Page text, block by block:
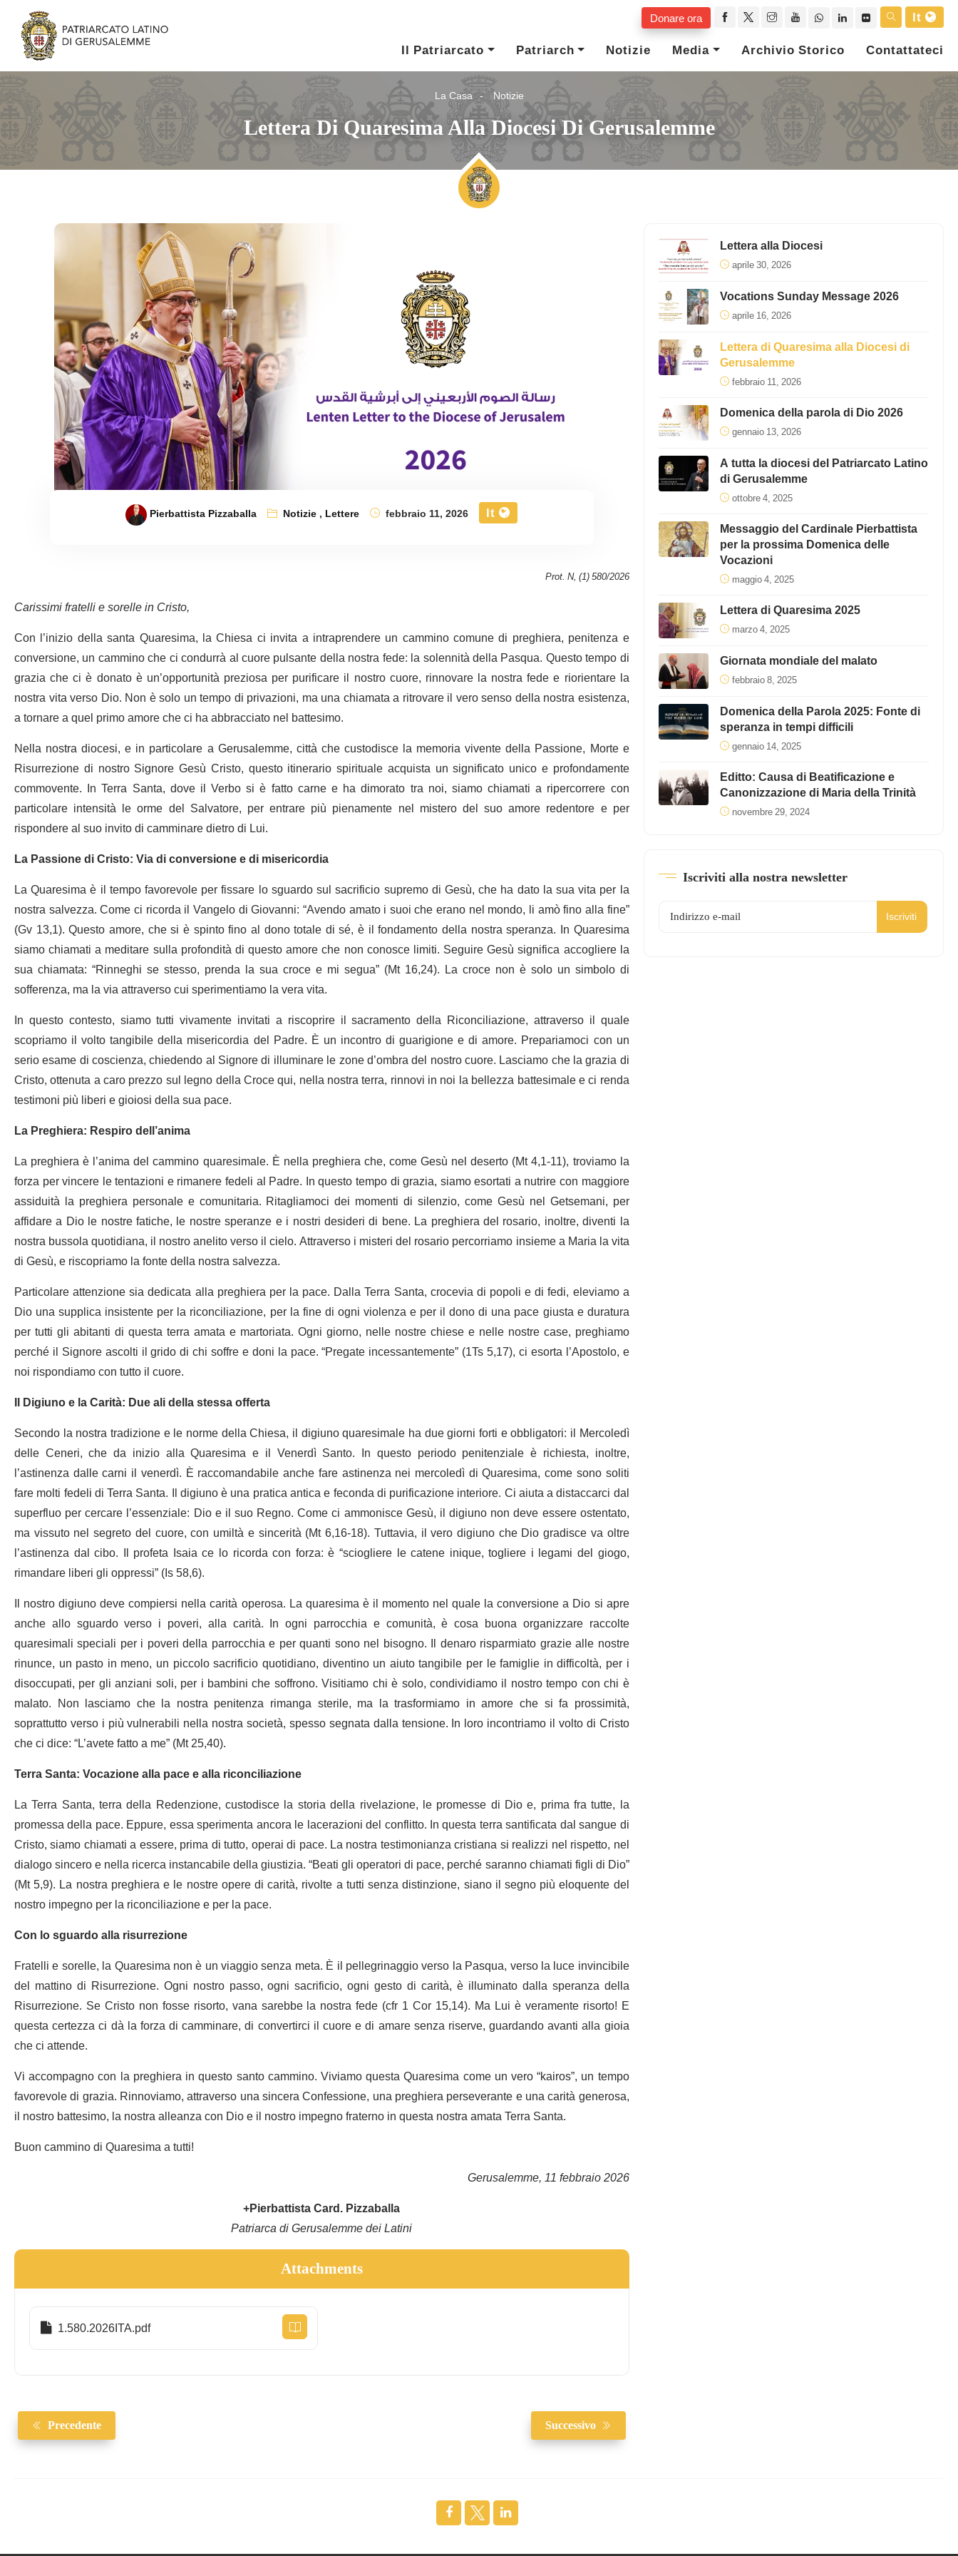
Donare ora
It
Il Patriarcato
Patriarch Notizie Media Archivio Storico Contattateci
La Casa Notizie
Lettera Di Quaresima Alla Diocesi Di Gerusalemme
Pierbattista Pizzaballa Notizie, Lettere febbraio 11, 2026 It
Prot. N, (1) 580/2026
Carissimi fratelli e sorelle in Cristo,
Con l’inizio della santa Quaresima, la Chiesa ci invita a intraprendere un cammino comune di preghiera, penitenza e
conversione, un cammino che ci condurrà al cuore pulsante della nostra fede: la solennità della Pasqua. Questo tempo di
grazia che ci è donato è un’opportunità preziosa per purificare il nostro cuore, rinnovare la nostra fede e riorientare la
nostra vita verso Dio. Non è solo un tempo di privazioni, ma una chiamata a ritrovare il vero senso della nostra esistenza,
a tornare a quel primo amore che ci ha abbracciato nel battesimo.
Nella nostra diocesi, e in particolare a Gerusalemme, città che custodisce la memoria vivente della Passione, Morte e
Risurrezione di nostro Signore Gesù Cristo, questo itinerario spirituale acquista un significato unico e profondamente
commovente. In Terra Santa, dove il Verbo si è fatto carne e ha dimorato tra noi, siamo chiamati a ripercorrere con
particolare intensità le orme del Salvatore, per entrare più pienamente nel mistero del suo amore redentore e per
rispondere al suo invito di camminare dietro di Lui.
La Passione di Cristo: Via di conversione e di misericordia
La Quaresima è il tempo favorevole per fissare lo sguardo sul sacrificio supremo di Gesù, che ha dato la sua vita per la
nostra salvezza. Come ci ricorda il Vangelo di Giovanni: “Avendo amato i suoi che erano nel mondo, li amò fino alla fine”
(Gv 13,1). Questo amore, che si è spinto fino al dono totale di sé, è il fondamento della nostra speranza. In Quaresima
siamo chiamati a meditare sulla profondità di questo amore che non conosce limiti. Seguire Gesù significa accogliere la
sua chiamata: “Rinneghi se stesso, prenda la sua croce e mi segua” (Mt 16,24). La croce non è solo un simbolo di
sofferenza, ma la via attraverso cui sperimentiamo la vera vita.
In questo contesto, siamo tutti vivamente invitati a riscoprire il sacramento della Riconciliazione, attraverso il quale
scopriamo il volto tangibile della misericordia del Padre. È un incontro di guarigione e di amore. Prepariamoci con un
serio esame di coscienza, chiedendo al Signore di illuminare le zone d’ombra del nostro cuore. Lasciamo che la grazia di
Cristo, ottenuta a caro prezzo sul legno della Croce qui, nella nostra terra, rinnovi in noi la bellezza battesimale e ci renda
testimoni più liberi e gioiosi della sua pace.
La Preghiera: Respiro dell’anima
La preghiera è l’anima del cammino quaresimale. È nella preghiera che, come Gesù nel deserto (Mt 4,1-11), troviamo la
forza per vincere le tentazioni e rimanere fedeli al Padre. In questo tempo di grazia, siamo esortati a nutrire con maggiore
assiduità la preghiera personale e comunitaria. Ritagliamoci dei momenti di silenzio, come Gesù nel Getsemani, per
affidare a Dio le nostre fatiche, le nostre speranze e i nostri desideri di bene. La preghiera del rosario, inoltre, diventi la
nostra bussola quotidiana, il nostro anelito verso il cielo. Attraverso i misteri del rosario percorriamo insieme a Maria la vita
di Gesù, e riscopriamo la fonte della nostra salvezza.
Particolare attenzione sia dedicata alla preghiera per la pace. Dalla Terra Santa, crocevia di popoli e di fedi, eleviamo a
Dio una supplica insistente per la riconciliazione, per la fine di ogni violenza e per il dono di una pace giusta e duratura
per tutti gli abitanti di questa terra amata e martoriata. Ogni giorno, nelle nostre chiese e nelle nostre case, preghiamo
perché il Signore ascolti il grido di chi soffre e doni la pace. “Pregate incessantemente” (1Ts 5,17), ci esorta l’Apostolo, e
noi rispondiamo con tutto il cuore.
Il Digiuno e la Carità: Due ali della stessa offerta
Secondo la nostra tradizione e le norme della Chiesa, il digiuno quaresimale ha due giorni forti e obbligatori: il Mercoledì
delle Ceneri, che da inizio alla Quaresima e il Venerdì Santo. In questo periodo penitenziale è richiesta, inoltre,
l’astinenza dalle carni il venerdì. È raccomandabile anche fare astinenza nei mercoledì di Quaresima, come sono soliti
fare molti fedeli di Terra Santa. Il digiuno è una pratica antica e feconda di purificazione interiore. Ci aiuta a distaccarci dal
superfluo per cercare l’essenziale: Dio e il suo Regno. Come ci ammonisce Gesù, il digiuno non deve essere ostentato,
ma vissuto nel segreto del cuore, con umiltà e sincerità (Mt 6,16-18). Tuttavia, il vero digiuno che Dio gradisce va oltre
l’astinenza dal cibo. Il profeta Isaia ce lo ricorda con forza: è “sciogliere le catene inique, togliere i legami del giogo,
rimandare liberi gli oppressi” (Is 58,6).
Il nostro digiuno deve compiersi nella carità operosa. La quaresima è il momento nel quale la conversione a Dio si apre
anche allo sguardo verso i poveri, alla carità. In ogni parrocchia e comunità, è cosa buona organizzare raccolte
quaresimali speciali per i poveri della parrocchia e per quanti sono nel bisogno. Il denaro risparmiato grazie alle nostre
rinunce, un pasto in meno, un piccolo sacrificio quotidiano, diventino un aiuto tangibile per le famiglie in difficoltà, per i
disoccupati, per gli anziani soli, per i bambini che soffrono. Visitiamo chi è solo, condividiamo il nostro tempo con chi è
malato. Non lasciamo che la nostra penitenza rimanga sterile, ma la trasformiamo in amore che si fa prossimità,
soprattutto verso i più vulnerabili nella nostra società, spesso segnata dalla tensione. In loro incontriamo il volto di Cristo
che ci dice: “L’avete fatto a me” (Mt 25,40).
Terra Santa: Vocazione alla pace e alla riconciliazione
La Terra Santa, terra della Redenzione, custodisce la storia della rivelazione, le promesse di Dio e, prima fra tutte, la
promessa della pace. Eppure, essa sperimenta ancora le lacerazioni del conflitto. In questa terra santificata dal sangue di
Cristo, siamo chiamati a essere, prima di tutto, operai di pace. La nostra testimonianza cristiana si realizzi nel rispetto, nel
dialogo sincero e nella ricerca instancabile della giustizia. “Beati gli operatori di pace, perché saranno chiamati figli di Dio”
(Mt 5,9). La nostra preghiera e le nostre opere di carità, rivolte a tutti senza distinzione, siano il segno più eloquente del
nostro impegno per la riconciliazione e per la pace.
Con lo sguardo alla risurrezione
Fratelli e sorelle, la Quaresima non è un viaggio senza meta. È il pellegrinaggio verso la Pasqua, verso la luce invincibile
del mattino di Risurrezione. Ogni nostro passo, ogni sacrificio, ogni gesto di carità, è illuminato dalla speranza della
Risurrezione. Se Cristo non fosse risorto, vana sarebbe la nostra fede (cfr 1 Cor 15,14). Ma Lui è veramente risorto! E
questa certezza ci dà la forza di camminare, di convertirci il cuore e di amare senza riserve, guardando avanti alla gioia
che ci attende.
Vi accompagno con la preghiera in questo santo cammino. Viviamo questa Quaresima come un vero “kairos”, un tempo
favorevole di grazia. Rinnoviamo, attraverso una sincera Confessione, una preghiera perseverante e una carità generosa,
il nostro battesimo, la nostra alleanza con Dio e il nostro impegno fraterno in questa nostra amata Terra Santa.
Buon cammino di Quaresima a tutti!
Gerusalemme, 11 febbraio 2026
+Pierbattista Card. Pizzaballa
Patriarca di Gerusalemme dei Latini
Attachments
1.580.2026ITA.pdf
Precedente Successivo
Lettera alla Diocesi
aprile 30, 2026
Vocations Sunday Message 2026
aprile 16, 2026
Lettera di Quaresima alla Diocesi di
Gerusalemme
febbraio 11, 2026
Domenica della parola di Dio 2026
gennaio 13, 2026
A tutta la diocesi del Patriarcato Latino
di Gerusalemme
ottobre 4, 2025
Messaggio del Cardinale Pierbattista
per la prossima Domenica delle
Vocazioni
maggio 4, 2025
Lettera di Quaresima 2025
marzo 4, 2025
Giornata mondiale del malato
febbraio 8, 2025
Domenica della Parola 2025: Fonte di
speranza in tempi difficili
gennaio 14, 2025
Editto: Causa di Beatificazione e
Canonizzazione di Maria della Trinità
novembre 29, 2024
Iscriviti alla nostra newsletter
Iscriviti